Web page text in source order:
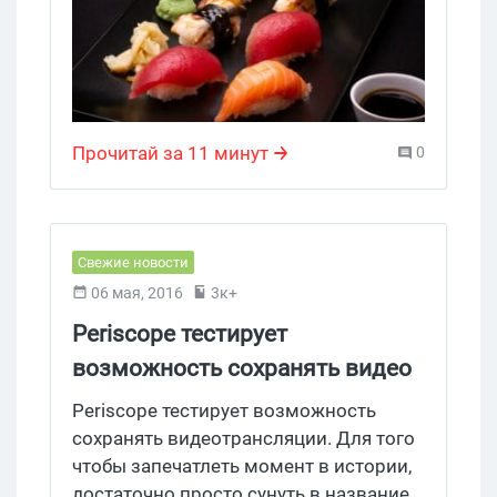
неделе.
Прочитай за 11 минут 0
Свежие новости
06 мая, 2016 3к+
Periscope тестирует
возможность сохранять видео
Periscope тестирует возможность
сохранять видеотрансляции. Для того
чтобы запечатлеть момент в истории,